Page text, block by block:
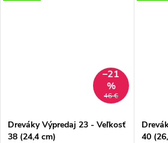
46 €
–21
%
Dreváky Výpredaj 23 - Veľkosť
38 (24,4 cm)
40